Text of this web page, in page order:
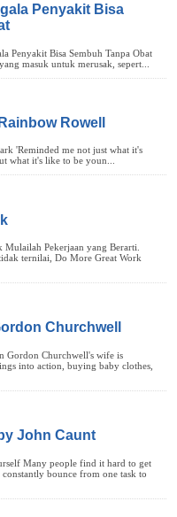
Penyakit Bisa
Rowell
Churchwell
John Caunt